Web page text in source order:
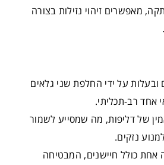
מאפשרים זיהוי נזילות בצורה
ובעלות על ידי החלפת שני גלאים
אחד רב-תכליתי.
של דליפות, מה שמסייע לשמור
נזקים.
אחת כולל חיישנים, המבטיחה